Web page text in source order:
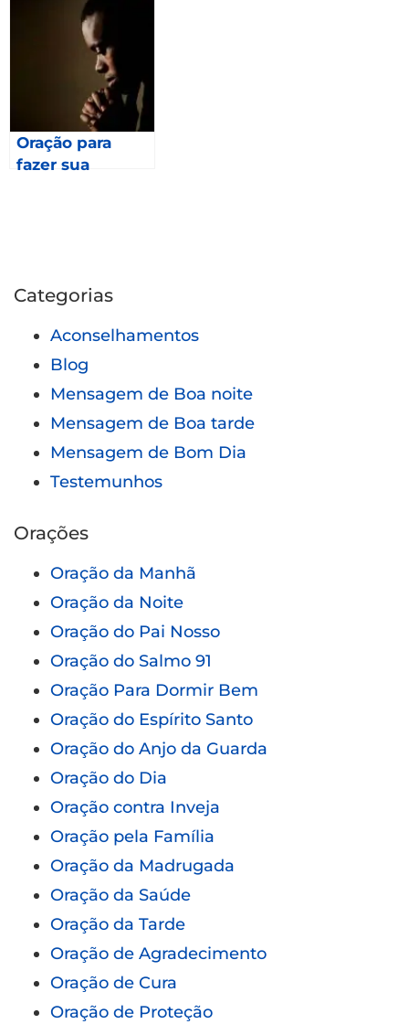
Oração para
fazer sua
Categorias
Aconselhamentos
Blog
Mensagem de Boa noite
Mensagem de Boa tarde
Mensagem de Bom Dia
Testemunhos
Orações
Oração da Manhã
Oração da Noite
Oração do Pai Nosso
Oração do Salmo 91
Oração Para Dormir Bem
Oração do Espírito Santo
Oração do Anjo da Guarda
Oração do Dia
Oração contra Inveja
Oração pela Família
Oração da Madrugada
Oração da Saúde
Oração da Tarde
Oração de Agradecimento
Oração de Cura
Oração de Proteção